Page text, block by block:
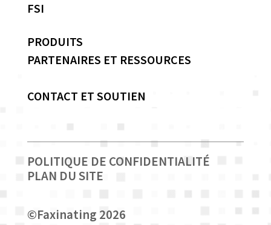
FSI
PRODUITS
PARTENAIRES ET RESSOURCES
CONTACT ET SOUTIEN
POLITIQUE DE CONFIDENTIALITÉ
PLAN DU SITE
©Faxinating 2026